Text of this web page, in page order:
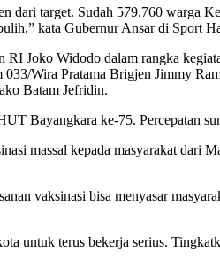
dari target. Sudah 579.760 warga
kata Gubernur Ansar di Sport
Joko Widodo dalam rangka
Wira Pratama Brigjen Jimmy
Batam Jefridin.
Bayangkara ke-75. Percepatan
massal kepada masyarakat
vaksinasi bisa menyasar
untuk terus bekerja serius.